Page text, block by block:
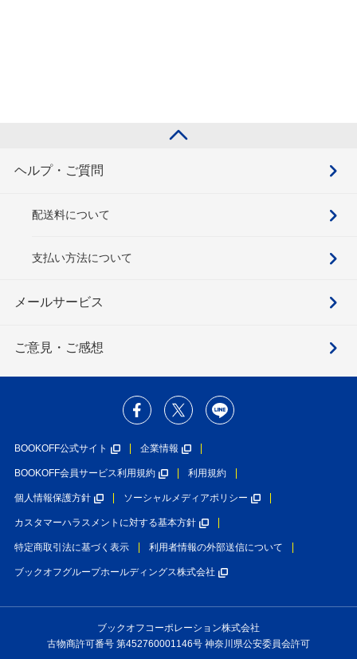
ヘルプ・ご質問
配送料について
支払い方法について
メールサービス
ご意見・ご感想
BOOKOFF公式サイト 企業情報
BOOKOFF会員サービス利用規約 利用規約
個人情報保護方針 ソーシャルメディアポリシー
カスタマーハラスメントに対する基本方針
特定商取引法に基づく表示 利用者情報の外部送信について
ブックオフグループホールディングス株式会社
ブックオフコーポレーション株式会社
古物商許可番号 第452760001146号 神奈川県公安委員会許可